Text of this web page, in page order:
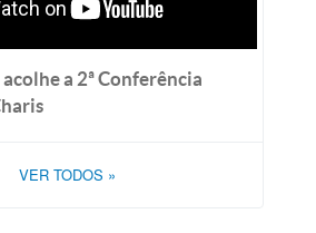
a 2ª Conferência
VER TODOS »